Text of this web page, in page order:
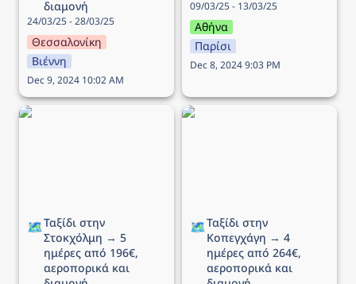
διαμονή
24/03/25 - 28/03/25
Θεσσαλονίκη
Βιέννη
Dec 9, 2024 10:02 AM
09/03/25 - 13/03/25
Αθήνα
Παρίσι
Dec 8, 2024 9:03 PM
Ταξίδι στην Στοκχόλμη →
🗺️Ταξίδι στην
Στοκχόλμη → 5
ημέρες από 196€,
αεροπορικά και
Ταξίδι στην Κοπεγχάγη →
🗺️Ταξίδι στην
Κοπεγχάγη → 4
ημέρες από 264€,
αεροπορικά και